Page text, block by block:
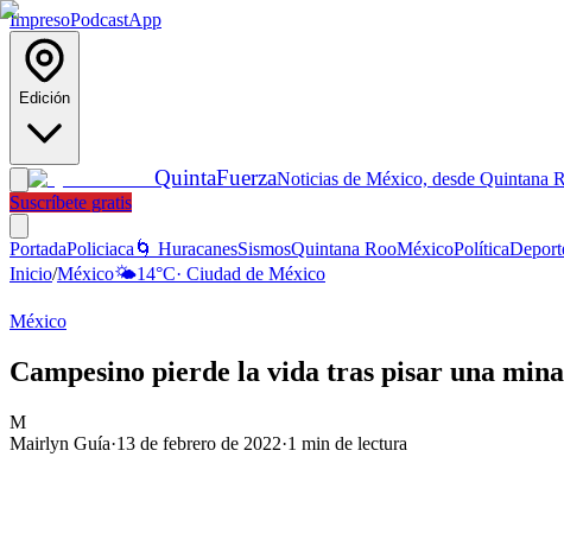
ImpresoPodcastApp
Edición
QuintaFuerzaNoticias de México, desde Quintana
Suscríbete gratis
PortadaPoliciaca 🌀 HuracanesSismosQuintana RooMéxicoPolítica
Inicio/México🌤️14°C· Ciudad de México
México
Campesino pierde la vida tras pisar una
M
Mairlyn Guía·13 de febrero de 2022·1 min de lectura